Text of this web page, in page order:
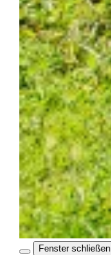
Fenster schließen